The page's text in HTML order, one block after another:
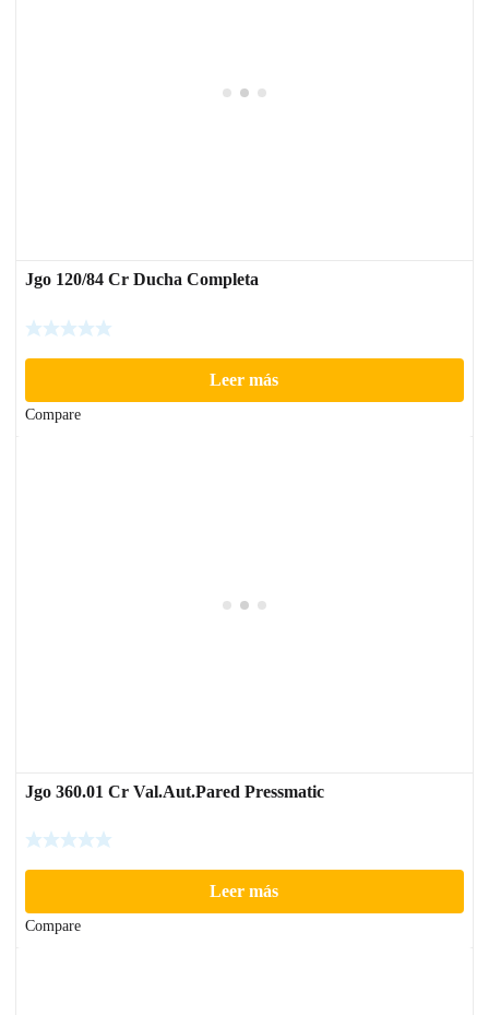
Jgo 120/84 Cr Ducha Completa
Leer más
Compare
Jgo 360.01 Cr Val.Aut.Pared Pressmatic
Leer más
Compare